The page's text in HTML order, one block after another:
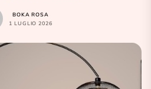
BOKA ROSA
1 LUGLIO 2026